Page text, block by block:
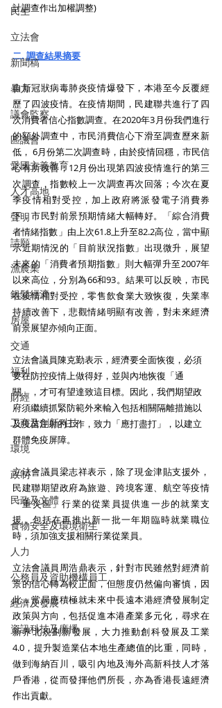
民生
立法會
新聞稿
暴力
議會監察
區議會
愛國主義教育
人才高地
聲明
請願
漁農業
銀髮經濟
房屋
交通
福利
財經
工商及創新科技
環境
政制
民政及文體
食物安全及環境衛生
人力
公務員及資助機構員工
經濟及發展
資訊科技及廣播
計調查作出加權調整)
二. 調查結果摘要
自新冠狀病毒肺炎疫情爆發下，本港至今反覆經
歷了四波疫情。在疫情期間，民建聯共進行了四
次消費者信心指數調查。在2020年3月份我們進行
的額外調查中，市民消費信心下滑至調查歷來新
低， 6月份第二次調查時，由於疫情回穩，市民信
心有所改善；12月份出現第四波疫情進行的第三
次調查，指數較上一次調查再次回落；今次在夏
季疫情相對受控，加上政府將派發電子消費券
下，市民對前景預期情緒大幅轉好。「綜合消費
者情緒指數」由上次61.8上升至82.2高位，當中顯
示近期情況的「目前狀況指數」出現微升，展望
未來的「消費者預期指數」則大幅彈升至2007年
以來高位，分別為66和93。結果可以反映，市民
在疫情相對受控，零售飲食業大致恢復，失業率
持續改善下，悲觀情緒明顯有改善，對未來經濟
前景展望亦傾向正面。
立法會議員陳克勤表示，經濟要全面恢復，必須
要在防控疫情上做得好，並與內地恢復「通
關」，才可有望達致這目標。因此，我們期望政
府須繼續抓緊防範外來輸入包括相關隔離措施以
及疫苗注射的工作，致力「應打盡打」，以建立
群體免疫屏障。
立法會議員梁志祥表示，除了現金津貼支援外，
民建聯期望政府為旅遊、跨境客運、航空等疫情
「重災區」行業的從業員提供進一步的就業支
援，包括在再推出新一批一年期臨時就業職位
時，須加強支援相關行業從業員。
立法會議員周浩鼎表示，針對市民雖然對經濟前
景的信心轉為較正面，但態度仍然偏向審慎，因
此，當局應積極就未來中長遠本港經濟發展制定
政策與方向，包括促進本港產業多元化，尋求在
新界北規劃新發展，大力推動創科發展及工業
4.0，提升製造業佔本地生產總值的比重，同時，
做到海納百川，吸引內地及海外高新科技人才落
戶香港，從而發揮他們所長，亦為香港長遠經濟
作出貢獻。